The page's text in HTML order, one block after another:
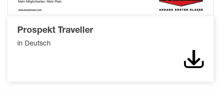
Prospekt Traveller
in Deutsch